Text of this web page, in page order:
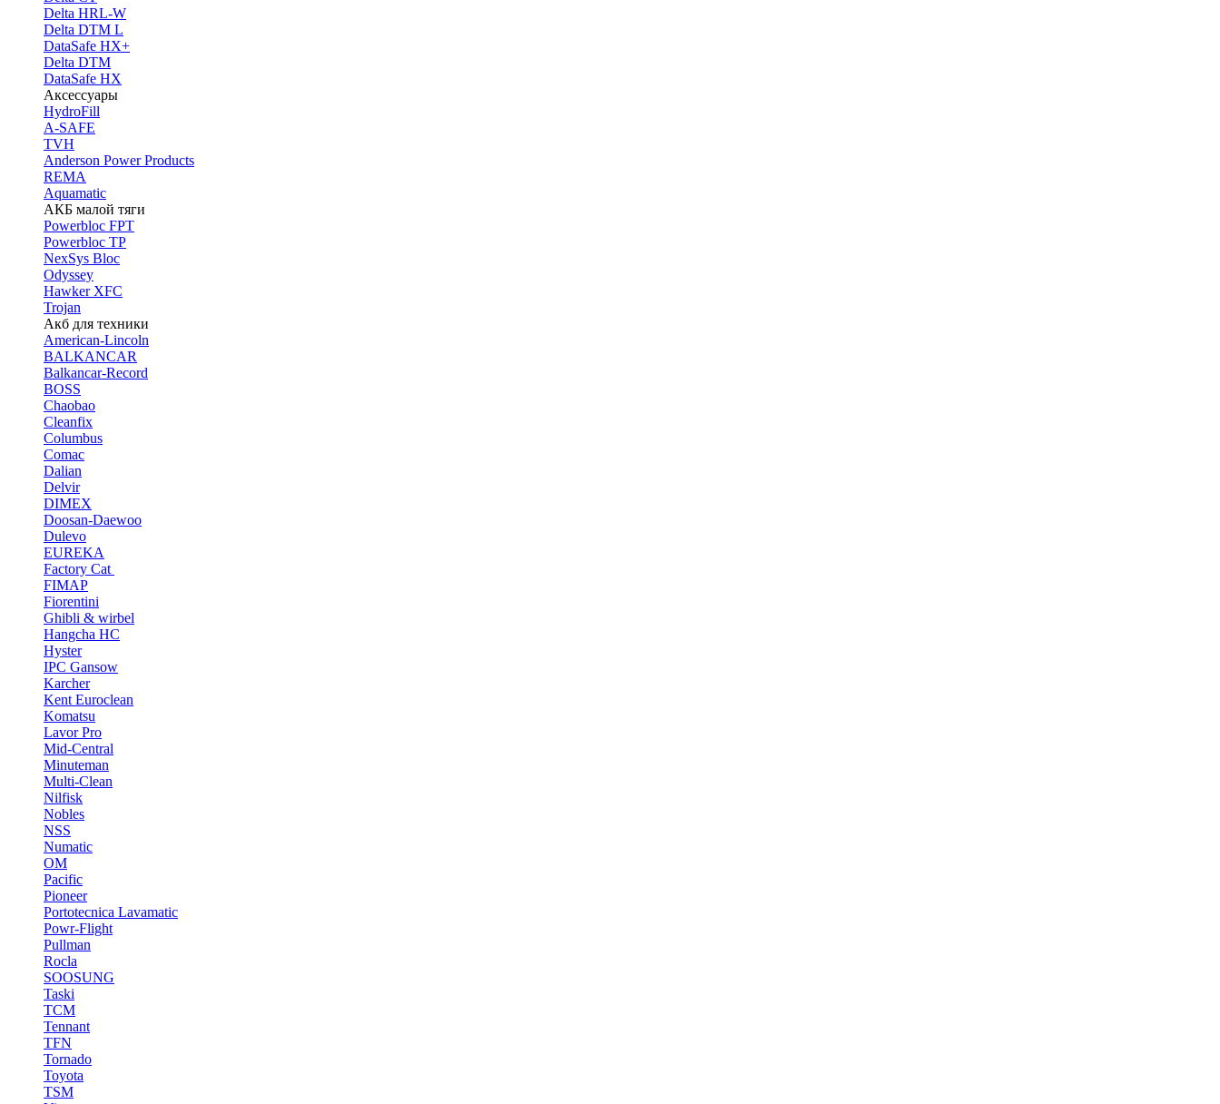
Delta HRL-W
Delta DTM L
DataSafe HX+
Delta DTM
DataSafe HX
Аксессуары
HydroFill
A-SAFE
TVH
Anderson Power Products
REMA
Aquamatic
АКБ малой тяги
Powerbloc FPT
Powerbloc TP
NexSys Bloc
Odyssey
Hawker XFC
Trojan
Акб для техники
American-Lincoln
BALKANCAR
Balkancar-Record
BOSS
Chaobao
Cleanfix
Columbus
Comac
Dalian
Delvir
DIMEX
Doosan-Daewoo
Dulevo
EUREKA
Factory Cat
FIMAP
Fiorentini
Ghibli & wirbel
Hangcha HC
Hyster
IPC Gansow
Karcher
Kent Euroclean
Komatsu
Lavor Pro
Mid-Central
Minuteman
Multi-Clean
Nilfisk
Nobles
NSS
Numatic
OM
Pacific
Pioneer
Portotecnica Lavamatic
Powr-Flight
Pullman
Rocla
SOOSUNG
Taski
TCM
Tennant
TFN
Tornado
Toyota
TSM